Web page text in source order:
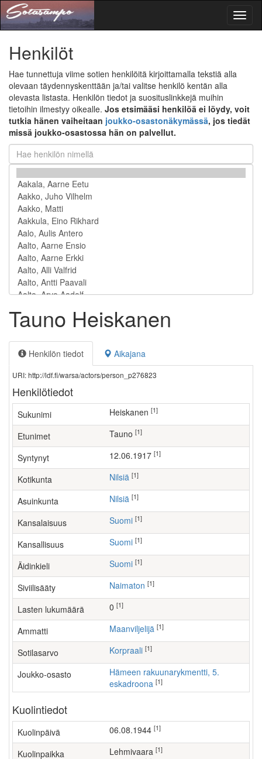
Henkilöt
Hae tunnettuja viime sotien henkilöitä kirjoittamalla tekstiä alla
olevaan täydennyskenttään ja/tai valitse henkilö kentän alla
olevasta listasta. Henkilön tiedot ja suosituslinkkejä muihin
tietoihin ilmestyy oikealle. Jos etsimääsi henkilöä ei löydy, voit
tutkia hänen vaiheitaan joukko-osastonäkymässä, jos tiedät
missä joukko-osastossa hän on palvellut.
Tauno Heiskanen
Henkilön tiedot Aikajana
URI: http://ldf.fi/warsa/actors/person_p276823
Henkilötiedot
Sukunimi Heiskanen [1]
Etunimet Tauno [1]
Syntynyt 12.06.1917 [1]
Kotikunta Nilsiä [1]
Asuinkunta Nilsiä [1]
Kansalaisuus Suomi [1]
Kansallisuus Suomi [1]
Äidinkieli Suomi [1]
Siviilisääty Naimaton [1]
Lasten lukumäärä [1]
Ammatti maanviljelijä [1]
Sotilasarvo Korpraali [1]
Joukko-osasto
Hämeen rakuunarykmentti, 5.
eskadroona [1]
Kuolintiedot
Kuolinpäivä 06.08.1944 [1]
Kuolinpaikka Lehmivaara [1]